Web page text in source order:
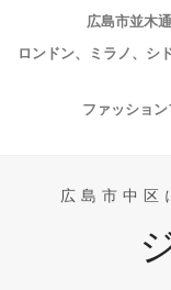
広島市並木
ロンドン、ミラノ、シ
ファッション
広島市中区